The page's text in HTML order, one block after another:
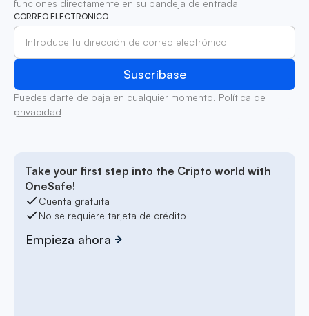
funciones directamente en su bandeja de entrada
CORREO ELECTRÓNICO
Puedes darte de baja en cualquier momento. Política de
privacidad
Take your first step into the Cripto world with
OneSafe!
Cuenta gratuita
No se requiere tarjeta de crédito
Empieza ahora